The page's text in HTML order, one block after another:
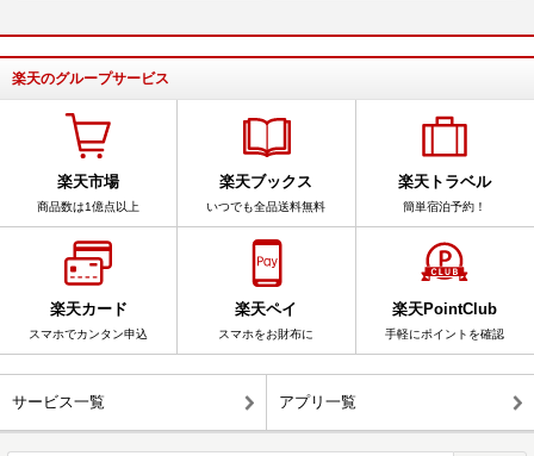
楽天のグループサービス
楽天市場
商品数は1億点以上
楽天ブックス
いつでも全品送料無料
楽天トラベル
簡単宿泊予約！
楽天カード
スマホでカンタン申込
楽天ペイ
スマホをお財布に
楽天PointClub
手軽にポイントを確認
サービス一覧 アプリ一覧